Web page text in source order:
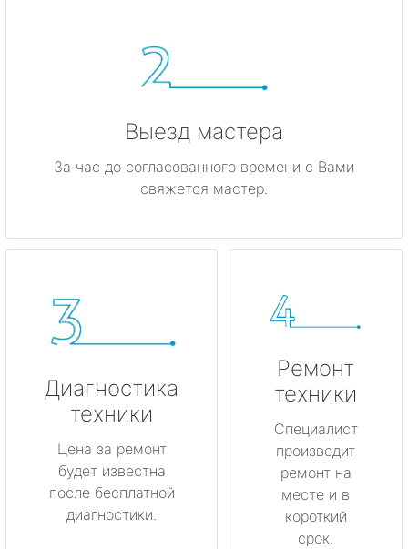
Выезд мастера
За час до согласованного времени с Вами
свяжется мастер.
Диагностика
техники
Цена за ремонт
будет известна
после бесплатной
диагностики.
Ремонт
техники
Специалист
производит
ремонт на
месте и в
короткий
срок.